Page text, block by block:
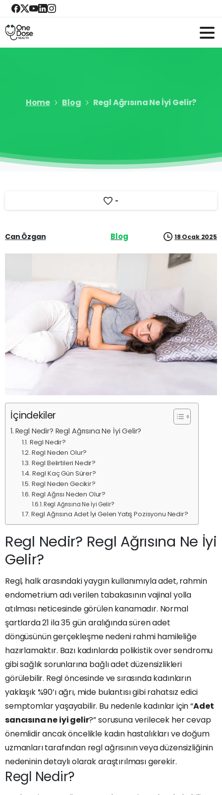
Home Blog Regl Ağrısına Ne İyi Gelir?
-
Can Özgan Blog 18 Ocak 2025
İçindekiler
Regl Nedir? Regl Ağrısına Ne İyi Gelir?
Regl Nedir?
Regl Neden Olur?
Regl Belirtileri Nedir?
Regl Kaç Gün Sürer?
Regl Neden Gecikir?
Regl Ağrısı Neden Olur?
Regl Ağrısına Ne İyi Gelir?
Regl Ağrısına Adet İyi Gelen Yatış Pozisyonu Nedir?
Regl Nedir? Regl Ağrısına Ne İyi
Gelir?
Regl, halk arasındaki yaygın kullanımıyla adet, rahmin
endometrium adı verilen tabakasının vajinal yolla
atılması neticesinde görülen kanamadır. Normal
şartlarda 21 ila 35 gün aralığında süren adet
döngüsünün gerçekleşme nedeni rahmi hamileliğe
hazırlamaktır. Bazı kadınlarda polikistik over sendromu
gibi sağlık sorunlarına bağlı adet düzensizlikleri
görülebilir. Regl öncesinde ve sırasında kadınların
yaklaşık %90’ı ağrı, mide bulantısı gibi rahatsız edici
semptomlar yaşayabilir. Bu nedenle kadınlar için “Adet
sancısına ne iyi gelir?” sorusuna verilecek her cevap
önemlidir ancak öncelikle kadın hastalıkları ve doğum
uzmanları tarafından regl ağrısının veya düzensizliğinin
nedeninin detaylı olarak araştırılması gerekir.
Regl Nedir?